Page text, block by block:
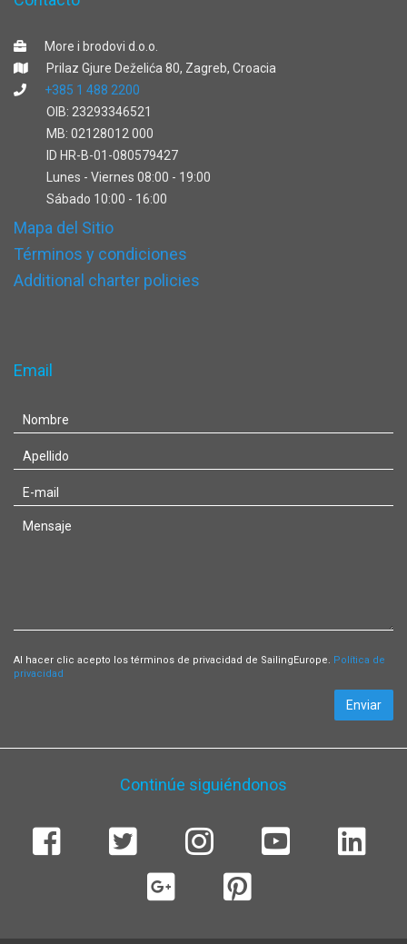
More i brodovi d.o.o.
Prilaz Gjure Deželića 80, Zagreb, Croacia
+385 1 488 2200
OIB: 23293346521
MB: 02128012 000
ID HR-B-01-080579427
Lunes - Viernes 08:00 - 19:00
Sábado 10:00 - 16:00
Mapa del Sitio
Términos y condiciones
Additional charter policies
Email
Al hacer clic acepto los términos de privacidad de SailingEurope. Política de
privacidad
Enviar
Continúe siguiéndonos